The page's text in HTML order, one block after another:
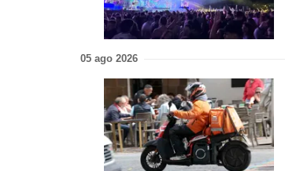
05 ago 2026